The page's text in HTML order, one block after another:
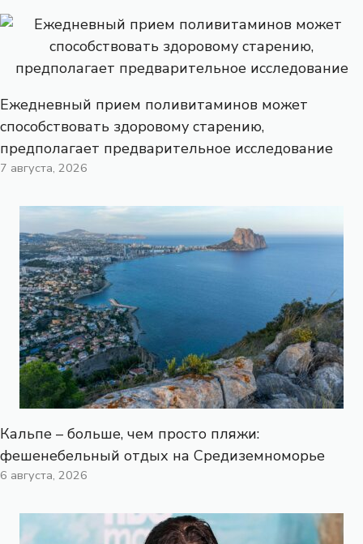
Ежедневный прием поливитаминов может
способствовать здоровому старению,
предполагает предварительное исследование
7 августа, 2026
Кальпе – больше, чем просто пляжи:
фешенебельный отдых на Средиземноморье
6 августа, 2026